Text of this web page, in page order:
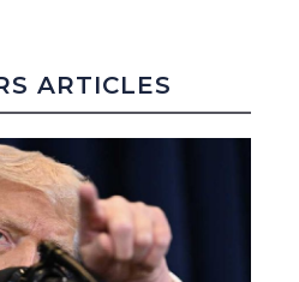
ARTICLES